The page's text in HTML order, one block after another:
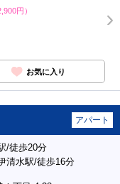
円）
お気に入り
アパート
/徒歩20分
清水駅/徒歩16分